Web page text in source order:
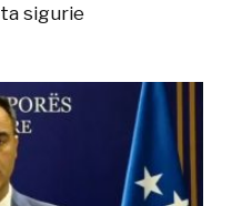
sigurie